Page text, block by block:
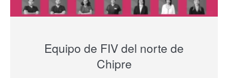
Equipo de FIV del norte de
Chipre